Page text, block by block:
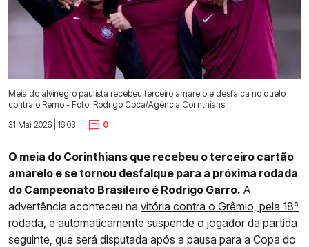
Meia do alvinegro paulista recebeu terceiro amarelo e desfalca no duelo
contra o Remo - Foto: Rodrigo Coca/Agência Corinthians
31 Mai 2026 | 16:03 |
0
O meia do Corinthians que recebeu o terceiro cartão
amarelo e se tornou desfalque para a próxima rodada
do Campeonato Brasileiro é Rodrigo Garro. A
advertência aconteceu na vitória contra o Grêmio, pela 18ª
rodada, e automaticamente suspende o jogador da partida
seguinte, que será disputada após a pausa para a Copa do